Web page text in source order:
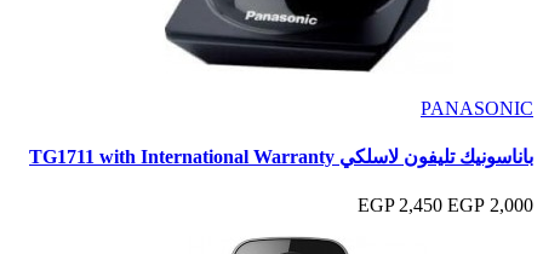
PANASONIC
باناسونيك تليفون لاسلكي TG1711 with International Warranty
2,000 EGP
2,450 EGP